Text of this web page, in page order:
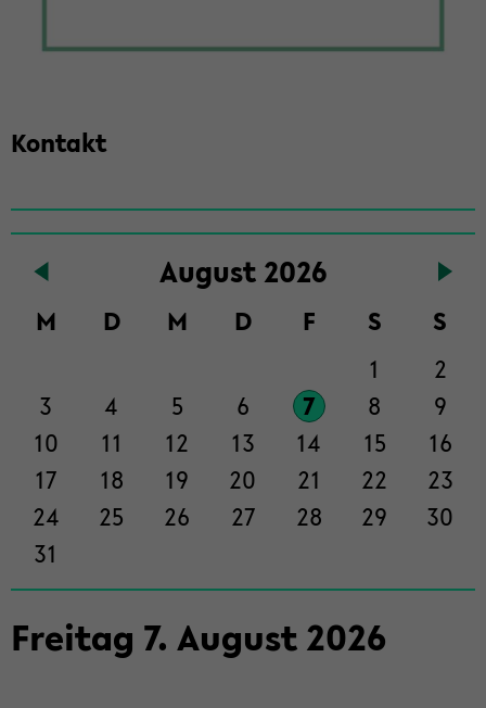
Haupt­
halt
seln
Au­gust 2026
M D M D F S
S
1
2
3
4 5 6 7 8
9
10
11 12 13 14 15
16
17
18 19 20 21 22
23
24
25 26 27 28 29
30
31
Frei­tag 7. Au­gust2026
Kon­takt